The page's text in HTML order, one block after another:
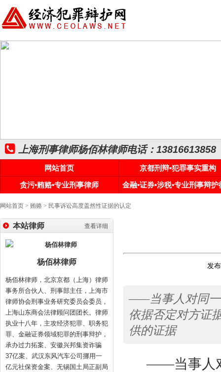
上海刑事律师杨佰林律师电话：13816613858
网站首页
京都刑辩•犯罪事实重构
贪污•贿赂•专业刑事律师
金融•证券•涉税•专业刑事辩护
网站首页 > 贿赂 > 民事诉讼高度盖然性证据的认定
查看详细
本站律师
杨佰林律师
杨佰林律师，北京京都（上海）律师
事务所合伙人、刑事部主任，上海市
律师协会刑事业务研究委员会委员，
上海山东商会法律顾问团团长。律师
执业十八年，主攻经济犯罪、职务犯
罪、金融证券领域犯罪的刑事辩护，
承办过力拓案、安徽兴邦集资诈骗
37亿案、武汉东风汽车公司挪用一
亿元社保资金案、无锡国土局正副局
发
——当事人对同一
依据否定对方证
供的证据
——当事人